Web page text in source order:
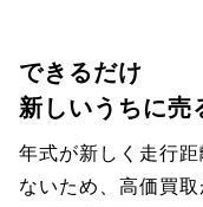
できるだけ
新しいうちに売
年式が新しく走行
ないため、高価買